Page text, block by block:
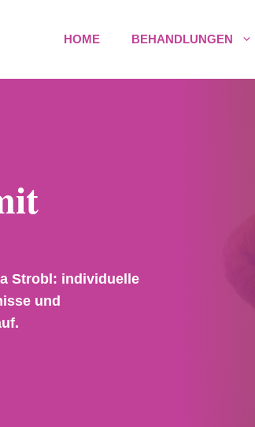
HOME BEHANDLUNGEN
Strobl: individuelle
und